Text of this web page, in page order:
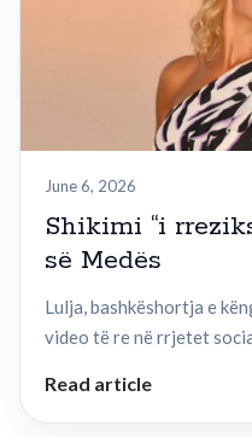
June 6, 2026
Shikimi “i
së Medës
Lulja, bashkëshortja e
video të re në rrjetet
Read article